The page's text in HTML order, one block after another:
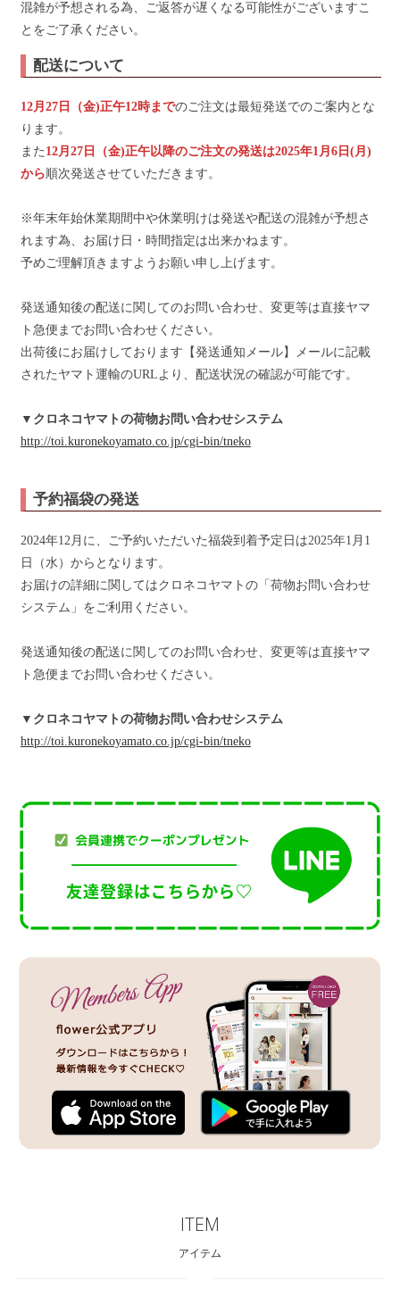
混雑が予想される為、ご返答が遅くなる可能性がございますこ
とをご了承ください。
配送について
12月27日（金)正午12時までのご注文は最短発送でのご案内とな
ります。
また 12月27日（金)正午以降のご注文の発送は2025年1月6日(月)
から順次発送させていただきます。
※年末年始休業期間中や休業明けは発送や配送の混雑が予想さ
れます為、お届け日・時間指定は出来かねます。
予めご理解頂きますようお願い申し上げます。
発送通知後の配送に関してのお問い合わせ、変更等は直接ヤマ
ト急便までお問い合わせください。
出荷後にお届けしております【発送通知メール】メールに記載
されたヤマト運輸のURLより、配送状況の確認が可能です。
▼クロネコヤマトの荷物お問い合わせシステム
http://toi.kuronekoyamato.co.jp/cgi-bin/tneko
予約福袋の発送
2024年12月に、ご予約いただいた福袋到着予定日は2025年1月1
日（水）からとなります。
お届けの詳細に関してはクロネコヤマトの「荷物お問い合わせ
システム」をご利用ください。
発送通知後の配送に関してのお問い合わせ、変更等は直接ヤマ
ト急便までお問い合わせください。
▼クロネコヤマトの荷物お問い合わせシステム
http://toi.kuronekoyamato.co.jp/cgi-bin/tneko
ITEM
アイテム